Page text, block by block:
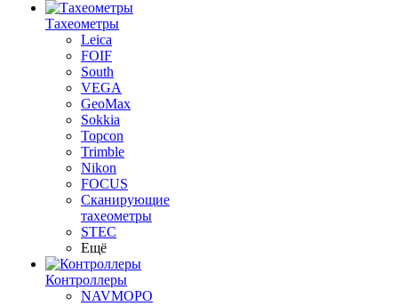
Тахеометры
Leica
FOIF
South
VEGA
GeoMax
Sokkia
Topcon
Trimble
Nikon
FOCUS
Сканирующие
тахеометры
STEC
Ещё
Контроллеры
NAVMOPO